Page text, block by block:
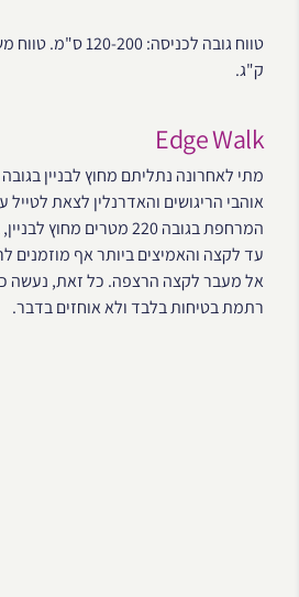
ק"ג.
Edge Walk
אוהבי הריגושים והאדרנלין לצאת
המרחפת בגובה 220 מטרים
עד לקצה והאמיצים ביותר אף מוזמנים
אל מעבר לקצה הרצפה. כל זאת, נעשה
רתמת בטיחות בלבד ולא אוחזים בדבר.